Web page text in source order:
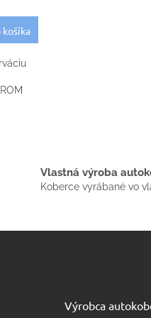
košíka
Vlastná výroba
Koberce vyrábané vo
Výrobca